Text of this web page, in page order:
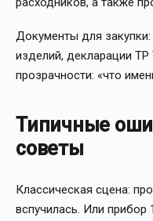
Документы для
изделий, декларации ТР
прозрачности: «что
Типичные
советы
Классическая сцена:
вспучилась. Или